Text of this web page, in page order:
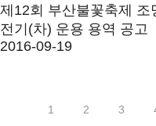
제12회 부산불꽃축제
전기(차) 운용 용역 공고
2016-09-19
1 2 3